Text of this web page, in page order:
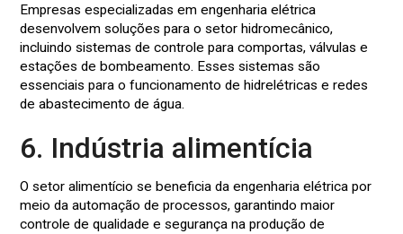
Empresas especializadas em engenharia elétrica
desenvolvem soluções para o setor hidromecânico,
incluindo sistemas de controle para comportas, válvulas e
estações de bombeamento. Esses sistemas são
essenciais para o funcionamento de hidrelétricas e redes
de abastecimento de água.
6. Indústria alimentícia
O setor alimentício se beneficia da engenharia elétrica por
meio da automação de processos, garantindo maior
controle de qualidade e segurança na produção de